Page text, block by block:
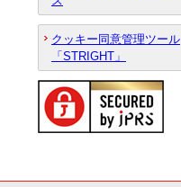
クッキー同意管理ツール
「STRIGHT」